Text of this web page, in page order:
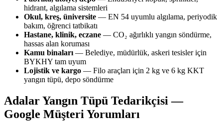
hidrant, algılama sistemleri
Okul, kreş, üniversite — EN 54 uyumlu algılama, periyodik
bakım, öğrenci tatbikatı
Hastane, klinik, eczane — CO₂ ağırlıklı yangın söndürme,
hassas alan koruması
Kamu binaları — Belediye, müdürlük, askeri tesisler için
BYKHY tam uyum
Lojistik ve kargo — Filo araçları için 2 kg ve 6 kg KKT
yangın tüpü, depo söndürme
Adalar Yangın Tüpü Tedarikçisi —
Google Müşteri Yorumları